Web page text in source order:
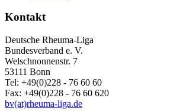
Kontakt
Deutsche Rheuma-Liga
Bundesverband e. V.
Welschnonnenstr. 7
53111 Bonn
Tel: +49(0)228 - 76 60 60
Fax: +49(0)228 - 76 60 620
bv(at)rheuma-liga.de